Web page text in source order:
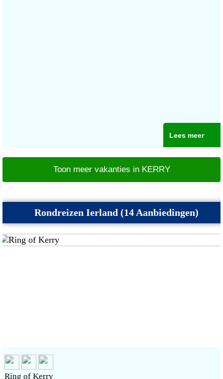
Lees meer
Toon meer vakanties in KERRY
Rondreizen Ierland (14 Aanbiedingen)
Ring of Kerry